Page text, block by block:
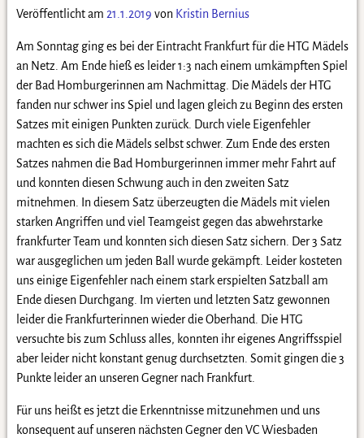
Veröffentlicht am 21.1.2019 von Kristin Bernius
Am Sonntag ging es bei der Eintracht Frankfurt für die HTG Mädels
an Netz. Am Ende hieß es leider 1:3 nach einem umkämpften Spiel
der Bad Homburgerinnen am Nachmittag. Die Mädels der HTG
fanden nur schwer ins Spiel und lagen gleich zu Beginn des ersten
Satzes mit einigen Punkten zurück. Durch viele Eigenfehler
machten es sich die Mädels selbst schwer. Zum Ende des ersten
Satzes nahmen die Bad Homburgerinnen immer mehr Fahrt auf
und konnten diesen Schwung auch in den zweiten Satz
mitnehmen. In diesem Satz überzeugten die Mädels mit vielen
starken Angriffen und viel Teamgeist gegen das abwehrstarke
frankfurter Team und konnten sich diesen Satz sichern. Der 3 Satz
war ausgeglichen um jeden Ball wurde gekämpft. Leider kosteten
uns einige Eigenfehler nach einem stark erspielten Satzball am
Ende diesen Durchgang. Im vierten und letzten Satz gewonnen
leider die Frankfurterinnen wieder die Oberhand. Die HTG
versuchte bis zum Schluss alles, konnten ihr eigenes Angriffsspiel
aber leider nicht konstant genug durchsetzten. Somit gingen die 3
Punkte leider an unseren Gegner nach Frankfurt.
Für uns heißt es jetzt die Erkenntnisse mitzunehmen und uns
konsequent auf unseren nächsten Gegner den VC Wiesbaden